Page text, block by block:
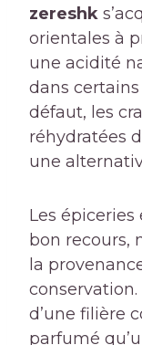
zereshk
orientales à
une acidité
dans
défaut, les
réhydratées
une
Les
bon recours,
la
d’une filière
parfumé